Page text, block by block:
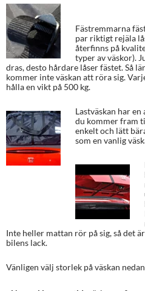
Fästremmarna
par riktigt rejäla
återfinns på
typer av väskor).
dras, desto hårdare låser fästet. Så
kommer inte väskan att röra sig.
hålla en vikt på 500 kg.
Lastväskan har
du kommer fram
enkelt och lätt
som en vanlig
Inte heller mattan rör på sig, så det
bilens lack.
Vänligen välj storlek på väskan